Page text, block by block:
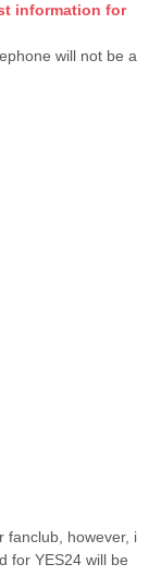
information for
will not be a
fanclub, however, i
for YES24 will be